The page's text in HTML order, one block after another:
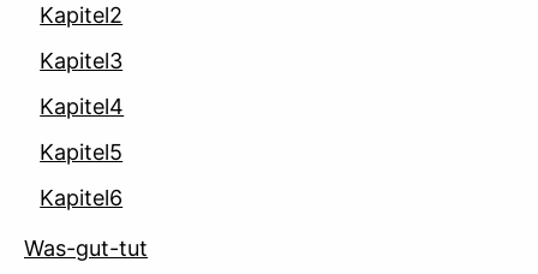
Kapitel2
Kapitel3
Kapitel4
Kapitel5
Kapitel6
Was-gut-tut